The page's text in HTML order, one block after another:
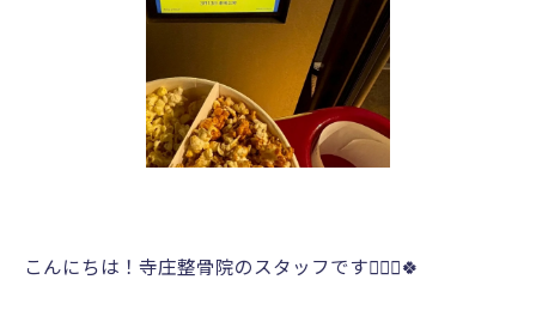
こんにちは！寺庄整骨院のスタッフです💁🏻‍♂️🍀